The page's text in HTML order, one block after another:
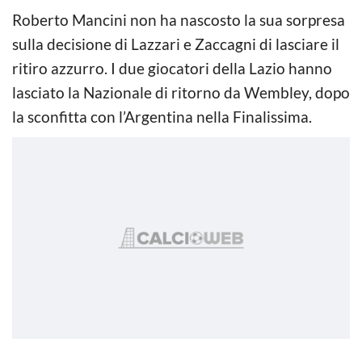
Roberto Mancini non ha nascosto la sua sorpresa
sulla decisione di Lazzari e Zaccagni di lasciare il
ritiro azzurro. I due giocatori della Lazio hanno
lasciato la Nazionale di ritorno da Wembley, dopo
la sconfitta con l’Argentina nella Finalissima.